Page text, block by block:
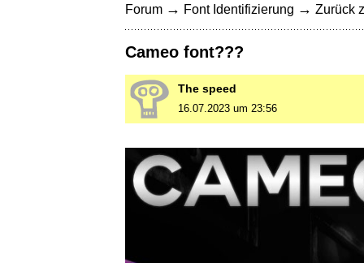
Forum → Font Identifizierung → Zurück
Cameo font???
The speed
16.07.2023 um 23:56